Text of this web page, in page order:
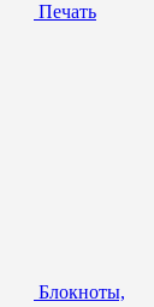
Печать
Блокноты,